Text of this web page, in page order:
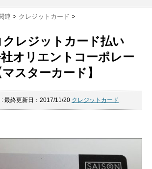
連 > クレジットカード >
クレジットカード払い
オリエントコーポレー
スターカード】
: 最終更新日：2017/11/20 クレジットカード